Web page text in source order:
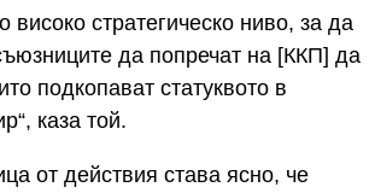
високо стратегическо ниво, за да
да попречат на [ККП] да
подкопават статуквото в
каза той.
от действия става ясно, че